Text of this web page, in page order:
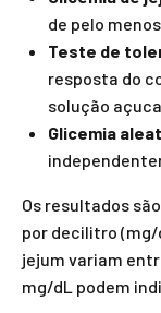
de pelo
Teste de
resposta do
solução
Glicemia
Os resultados
por decilitro (mg/
jejum variam
mg/dL podem